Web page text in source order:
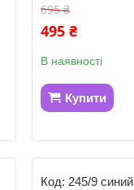
695 ₴
495 ₴
В наявності
Купити
245/9 синий